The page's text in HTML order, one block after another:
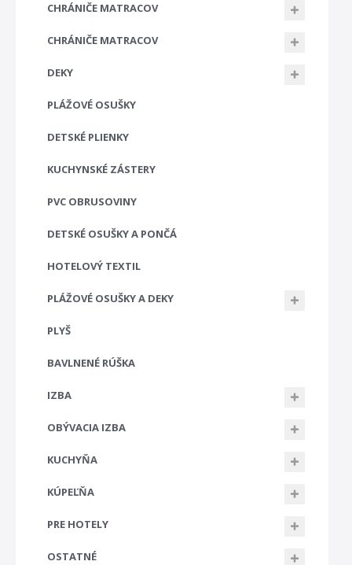
CHRÁNIČE MATRACOV
CHRÁNIČE MATRACOV
DEKY
PLÁŽOVÉ OSUŠKY
DETSKÉ PLIENKY
KUCHYNSKÉ ZÁSTERY
PVC OBRUSOVINY
DETSKÉ OSUŠKY A PONČÁ
HOTELOVÝ TEXTIL
PLÁŽOVÉ OSUŠKY A DEKY
PLYŠ
BAVLNENÉ RÚŠKA
IZBA
OBÝVACIA IZBA
KUCHYŇA
KÚPEĽŇA
PRE HOTELY
OSTATNÉ